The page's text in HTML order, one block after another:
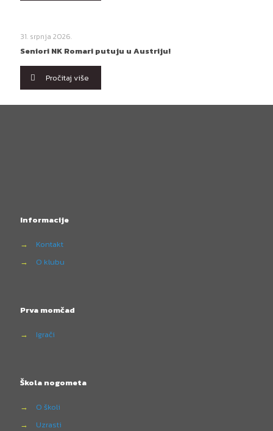
31. srpnja 2026.
Seniori NK Romari putuju u Austriju!
Pročitaj više
Informacije
→
Kontakt
→
O klubu
Prva momčad
→ Igrači
Škola nogometa
→
O školi
→
Uzrasti